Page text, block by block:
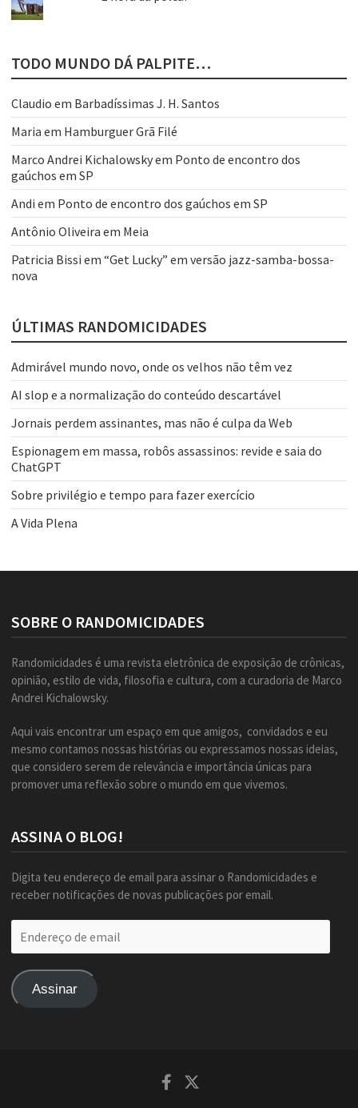
TODO MUNDO DÁ PALPITE…
Claudio em Barbadíssimas J. H. Santos
Maria em Hamburguer Grã Filé
Marco Andrei Kichalowskyem Ponto de encontro dos
gaúchos em SP
Andi em Ponto de encontro dos gaúchos em SP
Antônio Oliveira em Meia
Patricia Bissi em “Get Lucky” em versão jazz-samba-bossa-
nova
ÚLTIMAS RANDOMICIDADES
Admirável mundo novo, onde os velhos não têm vez
AI slop e a normalização do conteúdo descartável
Jornais perdem assinantes, mas não é culpa da Web
Espionagem em massa, robôs assassinos: revide e saia do
ChatGPT
Sobre privilégio e tempo para fazer exercício
A Vida Plena
SOBRE O RANDOMICIDADES
Randomicidades é uma revista eletrônica de exposição de crônicas,
opinião, estilo de vida, filosofia e cultura, com a curadoria de Marco
Andrei Kichalowsky.
Aqui vais encontrar um espaço em que amigos, convidados e eu
mesmo contamos nossas histórias ou expressamos nossas ideias,
que considero serem de relevância e importância únicas para
promover uma reflexão sobre o mundo em que vivemos.
ASSINA O BLOG!
Digita teu endereço de email para assinar o Randomicidades e
receber notificações de novas publicações por email.
de
Assinar
Facebook